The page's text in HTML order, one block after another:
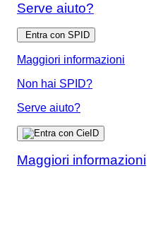
Serve aiuto?
Entra con SPID
Maggiori informazioni
Non hai SPID?
Serve aiuto?
Maggiori informazioni